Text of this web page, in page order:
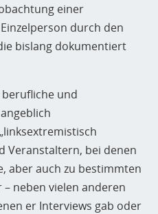
einer
durch den
bislang dokumentiert
und
Veranstaltern, bei denen
aber auch zu bestimmten
neben vielen anderen
er Interviews gab oder